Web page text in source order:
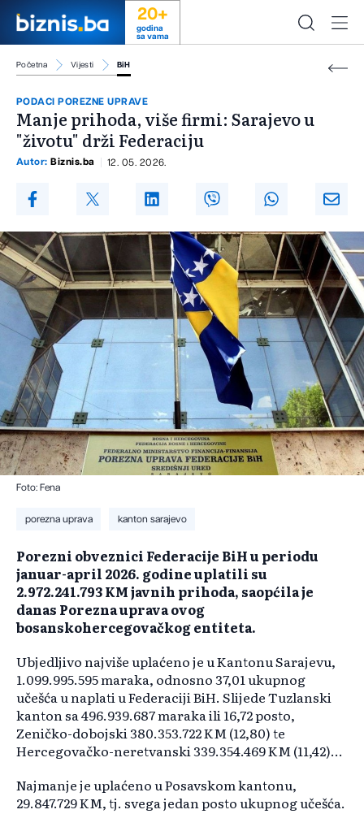
20+
godina
sa vama
Početna Vijesti BiH
PODACI POREZNE UPRAVE
Manje prihoda, više firmi: Sarajevo u
"životu" drži Federaciju
Autor: Biznis.ba 12. 05. 2026.
Foto: Fena
porezna uprava kanton sarajevo
Porezni obveznici Federacije BiH u periodu
januar-april 2026. godine uplatili su
2.972.241.793 KM javnih prihoda, saopćila je
danas Porezna uprava ovog
bosanskohercegovačkog entiteta.
Ubjedljivo najviše uplaćeno je u Kantonu Sarajevu,
1.099.995.595 maraka, odnosno 37,01 ukupnog
učešća u naplati u Federaciji BiH. Slijede Tuzlanski
kanton sa 496.939.687 maraka ili 16,72 posto,
Zeničko-dobojski 380.353.722 KM (12,80) te
Hercegovačko-neretvanski 339.354.469 KM (11,42)...
Najmanje je uplaćeno u Posavskom kantonu,
29.847.729 KM, tj. svega jedan posto ukupnog učešća.